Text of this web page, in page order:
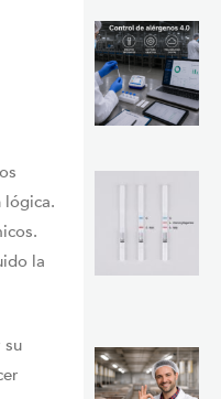
lógica.
la
su
continue.